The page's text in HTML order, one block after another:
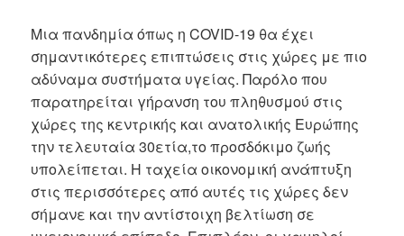
Μια πανδημία όπως η COVID-19 θα έχει
σημαντικότερες επιπτώσεις στις χώρες με πιο
αδύναμα συστήματα υγείας. Παρόλο που
παρατηρείται γήρανση τουπληθυσμού στις
χώρες της κεντρικής και ανατολικής Ευρώπης
την τελευταία 30ετία,το προσδόκιμο ζωής
υπολείπεται. Η ταχεία οικονομική ανάπτυξη
στις περισσότερες από αυτές τις χώρες δεν
σήμανε και την αντίστοιχη βελτίωση σε